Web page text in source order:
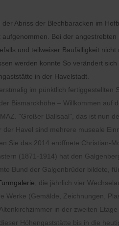
Abriss der Blechbaracken im
Bei der angestrebten
und teilweiser Baufälligkeit nicht
werden konnte So verändert
in der Havelstadt.
im pünktlich fertiggestellten
Bismarckhöhe – Willkommen auf
"Großer Ballsaal", das ist nun
Havel sind mehrere museale
Sie das 2014 eröffnete Christian-
(1871-1914) hat den
Bund der Galgenbrüder bildete,
, die jährlich vier
Werke (Gemälde, Zeichnungen,
Altenkirchzimmer in der zweiten
Höhengaststätte bis in die